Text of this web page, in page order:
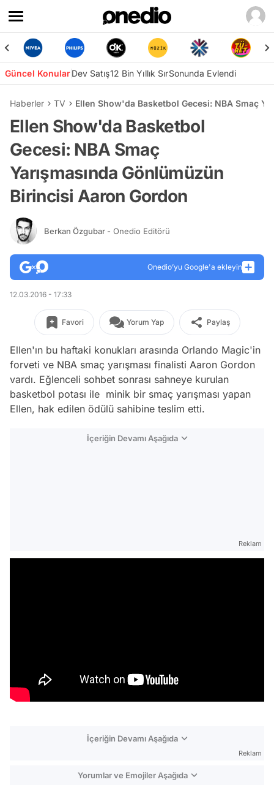
Güncel KonularDev Satış12 Bin Yıllık SırSonunda Evlendi
Haberler TV Ellen Show'da Basketbol Gecesi: NBA Smaç
Ellen Show'da Basketbol
Gecesi: NBA Smaç
Yarışmasında Gönlümüzün
Birincisi Aaron Gordon
Berkan Özgubar - Onedio Editörü
Onedio’yu Google'a ekleyin
12.03.2016 - 17:33
Favori Yorum Yap Paylaş
Ellen'ın bu haftaki konukları arasında Orlando Magic'in
forveti ve NBA smaç yarışması finalisti Aaron Gordon
vardı. Eğlenceli sohbet sonrası sahneye kurulan
basketbol potası ile minik bir smaç yarışması yapan
Ellen, hak edilen ödülü sahibine teslim etti.
İçeriğin Devamı Aşağıda
Reklam
İçeriğin Devamı Aşağıda
Reklam
Yorumlar ve Emojiler Aşağıda